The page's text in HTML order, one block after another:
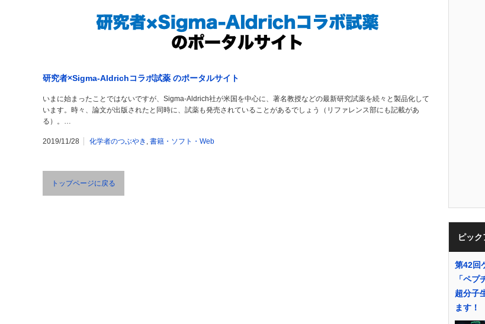
研究者×Sigma-Aldrichコラボ試薬 のポータルサイト
いまに始まったことではないですが、Sigma-Aldrich社が米国を中心に、著名教授などの最新研究試薬を続々と製品化して
います。時々、論文が出版されたと同時に、試薬も発売されていることがあるでしょう（リファレンス部にも記載があ
る）。…
2019/11/28 化学者のつぶやき , 書籍・ソフト・Web
トップページに戻る
ピッ
第42回
「ペ
超分子
ます！